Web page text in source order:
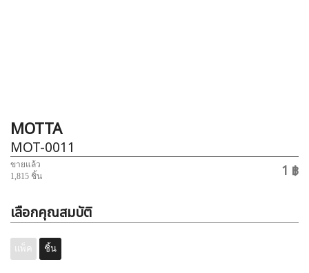
MOTTA
MOT-0011
1 ฿
ขายแล้ว
1,815 ชิ้น
เลือกคุณสมบัติ
แพ็ค ชิ้น